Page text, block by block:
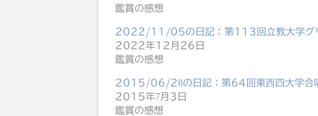
鑑賞の感想
2022/11/05の日記：第113回立教大学グ
2022年12月26日
鑑賞の感想
2015/06/28の日記：第64回東西四大学合
2015年7月3日
鑑賞の感想